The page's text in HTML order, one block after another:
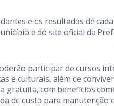
e os resultados de
e do site oficial da
participar de cursos
e culturais, além de
gratuita, com benefícios
de custo para manutenção